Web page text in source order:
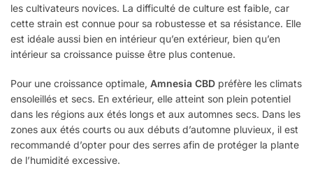
les cultivateurs novices. La difficulté de culture est faible, car
cette strain est connue pour sa robustesse et sa résistance. Elle
est idéale aussi bien en intérieur qu’en extérieur, bien qu’en
intérieur sa croissance puisse être plus contenue.
Pour une croissance optimale, Amnesia CBD préfère les climats
ensoleillés et secs. En extérieur, elle atteint son plein potentiel
dans les régions aux étés longs et aux automnes secs. Dans les
zones aux étés courts ou aux débuts d’automne pluvieux, il est
recommandé d’opter pour des serres afin de protéger la plante
de l’humidité excessive.